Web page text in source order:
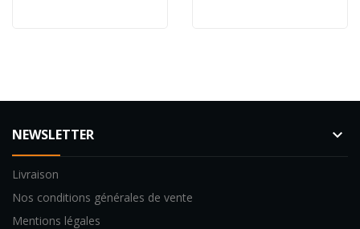
NEWSLETTER keyboard_arrow_down
Livraison
Nos conditions générales de vente
Mentions légales